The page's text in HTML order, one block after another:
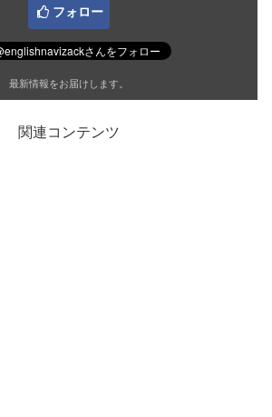
フォロー
最新情報をお届けします。
関連コンテンツ